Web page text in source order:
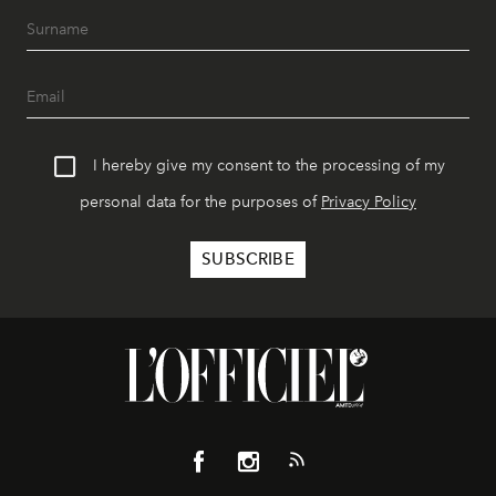
I hereby give my consent to the processing of my
personal data for the purposes of Privacy Policy